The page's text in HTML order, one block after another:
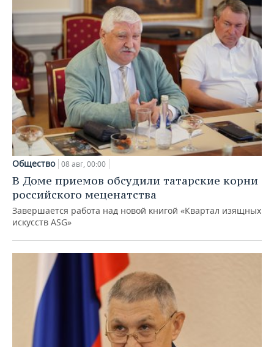
Общество 08 авг, 00:00
В Доме приемов обсудили татарские корни
российского меценатства
Завершается работа над новой книгой «Квартал изящных
искусств ASG»